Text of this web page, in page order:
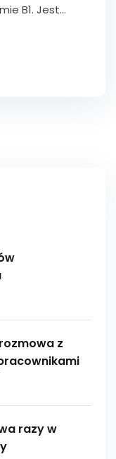
B1. Jest...
z
razy w